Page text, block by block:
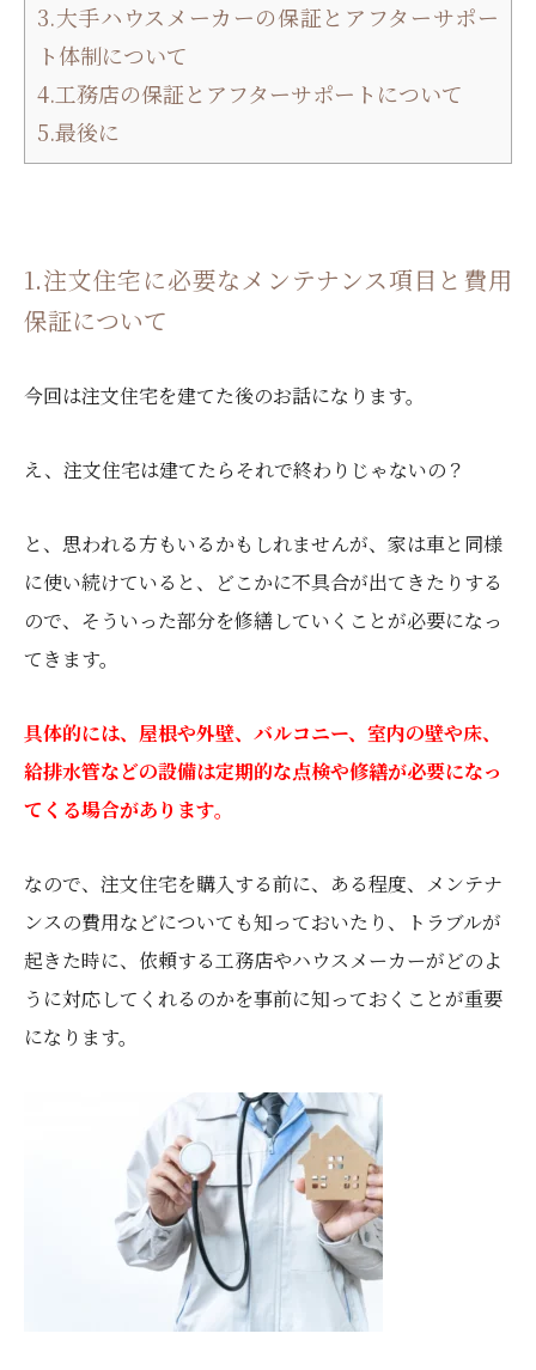
3.大手ハウスメーカーの保証とアフターサポー
ト体制について
4.工務店の保証とアフターサポートについて
5.最後に
1.注文住宅に必要なメンテナンス項目と費用
保証について
今回は注文住宅を建てた後のお話になります。
え、注文住宅は建てたらそれで終わりじゃないの？
と、思われる方もいるかもしれませんが、家は車と同様
に使い続けていると、どこかに不具合が出てきたりする
ので、そういった部分を修繕していくことが必要になっ
てきます。
具体的には、屋根や外壁、バルコニー、室内の壁や床、
給排水管などの設備は定期的な点検や修繕が必要になっ
てくる場合があります。
なので、注文住宅を購入する前に、ある程度、メンテナ
ンスの費用などについても知っておいたり、トラブルが
起きた時に、依頼する工務店やハウスメーカーがどのよ
うに対応してくれるのかを事前に知っておくことが重要
になります。